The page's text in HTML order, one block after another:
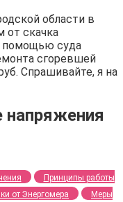
области в
от скачка
помощью суда
сгоревшей
Спрашивайте, я на
напряжения
Принципы работы
от Энергомера
Меры